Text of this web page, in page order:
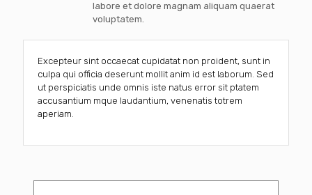
labore et dolore magnam aliquam quaerat
voluptatem.
Excepteur sint occaecat cupidatat non proident, sunt in
culpa qui officia deserunt mollit anim id est laborum. Sed
ut perspiciatis unde omnis iste natus error sit ptatem
accusantium mque laudantium, venenatis totrem
aperiam.